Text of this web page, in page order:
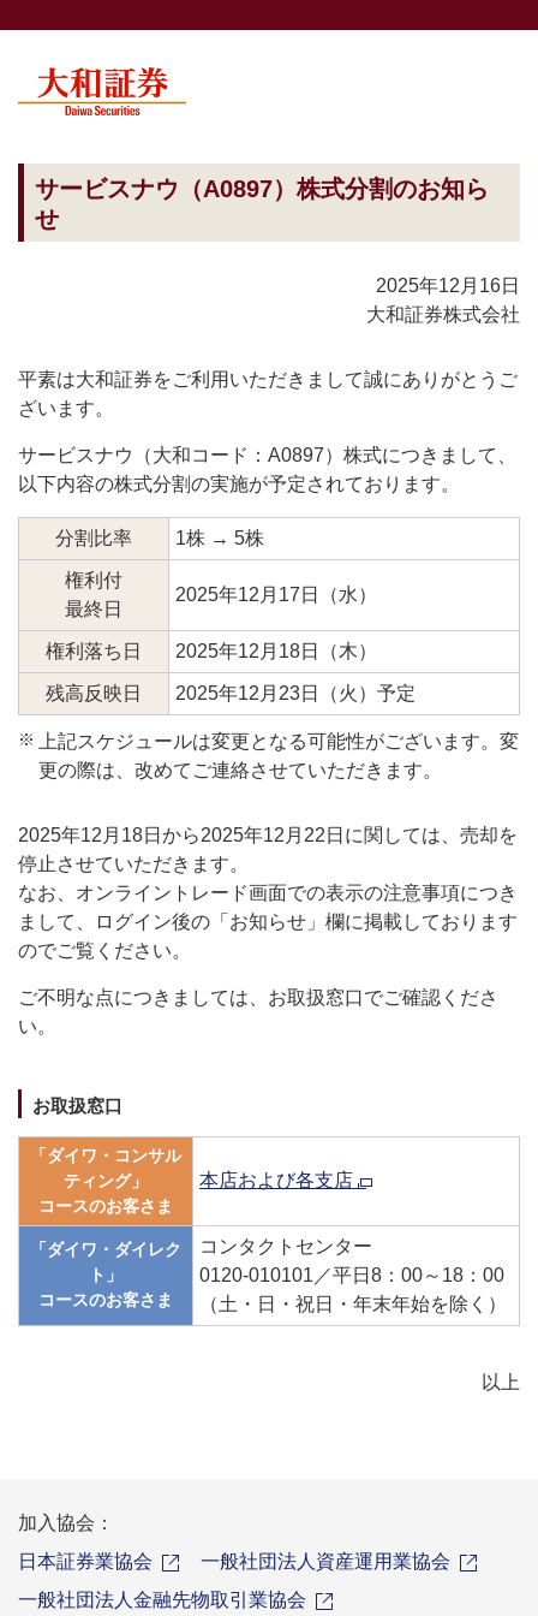
サービスナウ（A0897）株式分割のお知ら
せ
2025年12月16日
大和証券株式会社
平素は大和証券をご利用いただきまして誠にありがとうご
ざいます。
サービスナウ（大和コード：A0897）株式につきまして、
以下内容の株式分割の実施が予定されております。
分割比率 1株 → 5株
権利付
最終日
2025年12月17日（水）
権利落ち日 2025年12月18日（木）
残高反映日 2025年12月23日（火）予定
※
上記スケジュールは変更となる可能性がございます。変
更の際は、改めてご連絡させていただきます。
2025年12月18日から2025年12月22日に関しては、売却を
停止させていただきます。
なお、オンライントレード画面での表示の注意事項につき
まして、ログイン後の「お知らせ」欄に掲載しております
のでご覧ください。
ご不明な点につきましては、お取扱窓口でご確認くださ
い。
お取扱窓口
「ダイワ・コンサル
ティング」
コースのお客さま
本店および各支店
「ダイワ・ダイレク
ト」
コースのお客さま
コンタクトセンター
0120-010101／平日8：00～18：00
（土・日・祝日・年末年始を除く）
以上
加入協会：
日本証券業協会
一般社団法人資産運用業協会
一般社団法人金融先物取引業協会